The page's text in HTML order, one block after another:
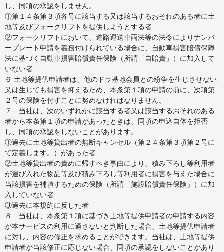
し、同項の承認をしません。
①第１４条第３項各号に該当する又は該当するおそれのある者に土
地等及びフォークリフトを提供しようとする者
②フォークリフトにおいて、道路運送車両法等の法令によりナンバ
ープレート申請を義務付けられている場合に、自動車損害賠償保障
法に基づく自動車損害賠償責任保険（所謂「自賠責」）に加入して
いない者
６ 土地等提供申請者は、他のドラ基地会員との紛争を生じさせない
又は生じても損害を抑えるため、本条第１項の申請の前に、次項第
２号の保険を付すことに努めなければなりません。
７ 当社は、次のいずれかに該当する者又は該当するおそれのある
者から本条第１項の申請があったときは、同項の申込自体を拒否
し、同項の承認をしないことがあります。
①過去に土地等貸出者の無断キャンセル（第２４条第３項第２号に
て定義します。）があった者
②土地等貸出者の責めに帰すべき事由により、積み下ろし等利用者
が運び入れた物品等及び積み下ろし等利用者に損害を与えた場合に
当該損害を補填するための保険（所謂「施設賠償責任保険」）に加
入していない者
③過去に本規約に反した者
８ 当社は、本条第１項に基づき土地等提供申請者の申請する内容
が本サービスの利用に適さないと判断した場合、土地等提供申請者
に対し、内容の修正を求めることができます。当社は、土地等提供
申請者が当該修正に応じない場合、同項の承認をしないことがあり